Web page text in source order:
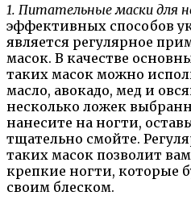
1. Питательные маски для
эффективных способов
является регулярное
масок. В качестве
таких масок можно
масло, авокадо, мед и
несколько ложек
нанесите на ногти,
тщательно смойте.
таких масок позволит
крепкие ногти, которые
своим блеском.